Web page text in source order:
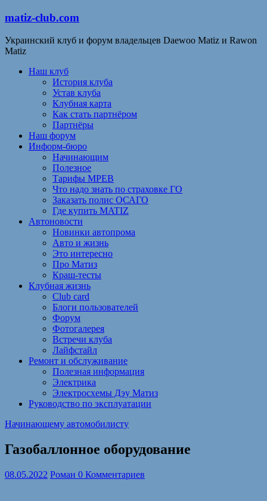
matiz-club.com
Украинский клуб и форум владельцев Daewoo Matiz и Rawon
Matiz
Наш клуб
История клуба
Устав клуба
Клубная карта
Как стать партнёром
Партнёры
Наш форум
Информ-бюро
Начинающим
Полезное
Тарифы МРЕВ
Что надо знать по страховке ГО
Заказать полис ОСАГО
Где купить MATIZ
Автоновости
Новинки автопрома
Авто и жизнь
Это интересно
Про Матиз
Краш-тесты
Клубная жизнь
Club card
Блоги пользователей
Форум
Фотогалерея
Встречи клуба
Лайфстайл
Ремонт и обслуживание
Полезная информация
Электрика
Электросхемы Дэу Матиз
Руководство по эксплуатации
Начинающему автомобилисту
Газобаллонное оборудование
08.05.2022 Роман 0 Комментариев